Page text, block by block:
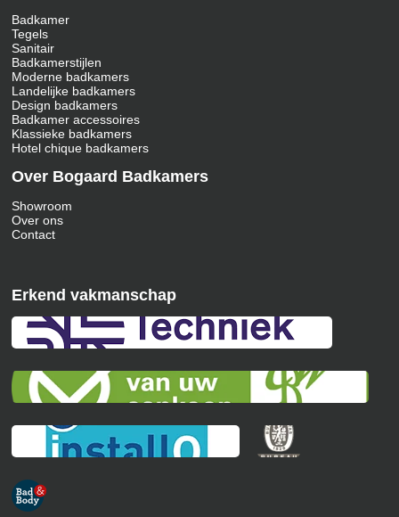
Badkamer
Tegels
Sanitair
Badkamerstijlen
Moderne badkamers
Landelijke badkamers
Design badkamers
Badkamer accessoires
Klassieke badkamers
Hotel chique badkamers
Over Bogaard Badkamers
Showroom
Over ons
Contact
Erkend vakmanschap